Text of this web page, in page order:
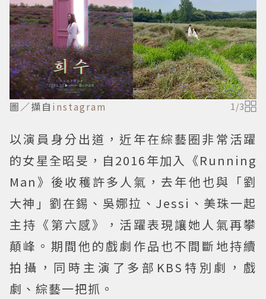
圖／擷自 instagram 1 /3
以演員身分出道，近年在綜藝圈非常活躍
的女星全昭旻，自2016年加入《Running
Man》後收穫許多人氣，去年他也與「劉
大神」劉在錫、吳娜拉、Jessi、美珠一起
主持《第六感》，活躍表現讓她人氣再攀
顛峰。期間他的戲劇作品也不間斷地持續
拍攝，同時主演了多部KBS特別劇，戲
劇、綜藝一把抓。